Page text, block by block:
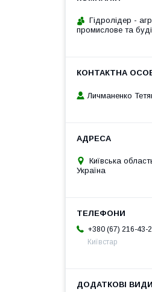
Гідролідер -
промислове та
Личманенко
Київська
Україна
+380 (67) 216-43-
Київстар